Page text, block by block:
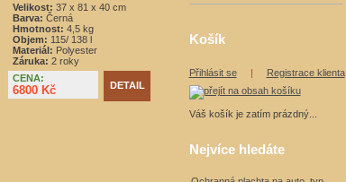
Velikost: 37 x 81 x 40 cm
Barva: Černá
Hmotnost: 4,5 kg
Objem: 115/ 138 l
Materiál: Polyester
Záruka: 2 roky
CENA:
6800 Kč DETAIL
Košík
Přihlásit se| Registrace klienta
Váš košík je zatím prázdný...
Nejvíce hledáte